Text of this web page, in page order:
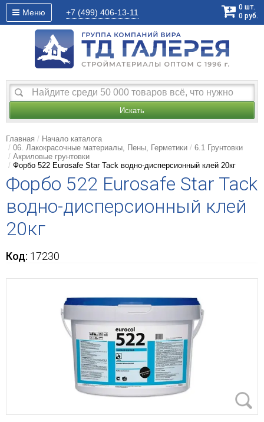
Меню +7 (499) 406-13-11
0 шт.
0 руб.
Искать
Главная
Начало каталога
06. Лакокрасочные материалы, Пены, Герметики
6.1 Грунтовки
Акриловые грунтовки
Форбо 522 Eurosafe Star Tack водно-дисперсионный клей 20кг
Форбо 522 Eurosafe Star Tack
водно-дисперсионный клей
20кг
Код: 17230